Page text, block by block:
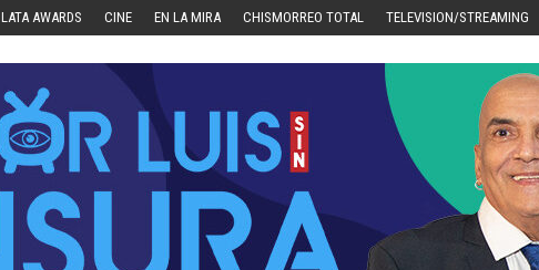
LATA AWARDS CINE EN LA MIRA CHISMORREO TOTAL TELEVISION/STREAMING